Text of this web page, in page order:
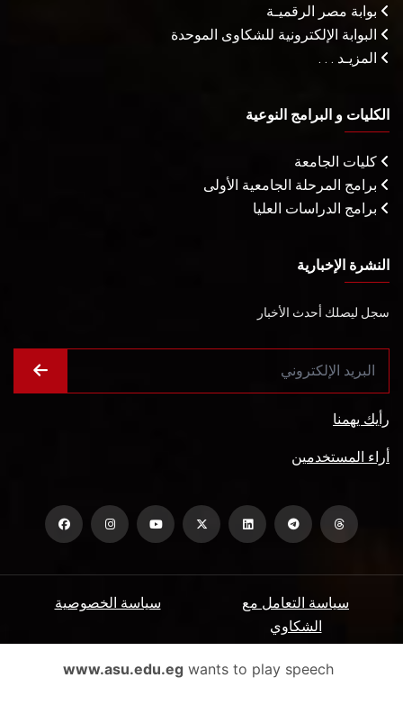
بوابة مصر الرقميـة
البوابة الإلكترونية للشكاوى الموحدة
المزيـد . . .
الكليات و البرامج النوعية
كليات الجامعة
برامج المرحلة الجامعية الأولى
برامج الدراسات العليا
النشرة الإخبارية
سجل ليصلك أحدث الأخبار
رأيك يهمنا
أراء المستخدمين
سياسة الخصوصية
سياسة التعامل مع
الشكاوي
الأسئلة الشائعة ميثاق المتعاملين www.asu.edu.egwants to play speech